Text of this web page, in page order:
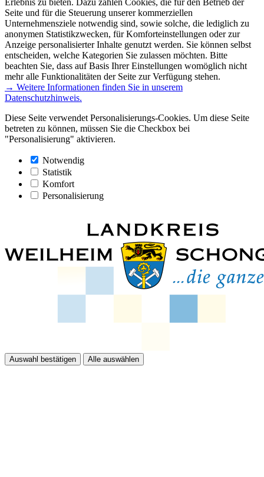
Seite und für die Steuerung unserer kommerziellen
Unternehmensziele notwendig sind, sowie solche, die lediglich zu
anonymen Statistikzwecken, für Komforteinstellungen oder zur
Anzeige personalisierter Inhalte genutzt werden. Sie können selbst
entscheiden, welche Kategorien Sie zulassen möchten. Bitte
beachten Sie, dass auf Basis Ihrer Einstellungen womöglich nicht
mehr alle Funktionalitäten der Seite zur Verfügung stehen.
→ Weitere Informationen finden Sie in unserem
Datenschutzhinweis.
Diese Seite verwendet Personalisierungs-Cookies. Um diese Seite
betreten zu können, müssen Sie die Checkbox bei
"Personalisierung" aktivieren.
Notwendig
Statistik
Komfort
Personalisierung
Auswahl bestätigen Alle auswählen